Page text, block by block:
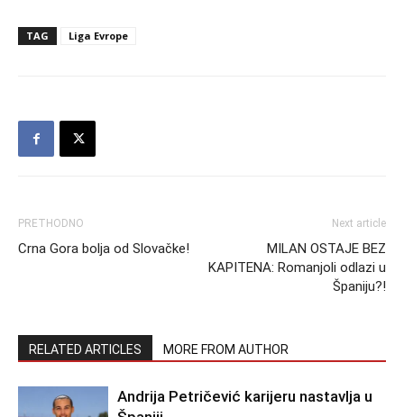
TAG Liga Evrope
PRETHODNO
Crna Gora bolja od Slovačke!
Next article
MILAN OSTAJE BEZ
KAPITENA: Romanjoli odlazi u
Španiju?!
RELATED ARTICLES MORE FROM AUTHOR
Andrija Petričević karijeru nastavlja u